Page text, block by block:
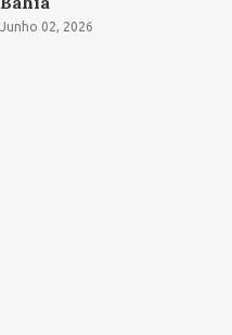
Junho 02, 2026